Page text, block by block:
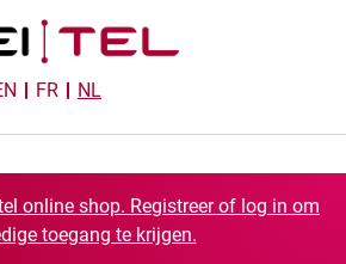
FR NL
online shop. Registreer of log in om
toegang te krijgen.